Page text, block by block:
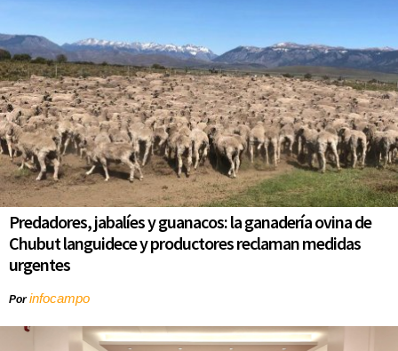
Predadores, jabalíes y guanacos: la ganadería ovina de
Chubut languidece y productores reclaman medidas
urgentes
Porinfocampo